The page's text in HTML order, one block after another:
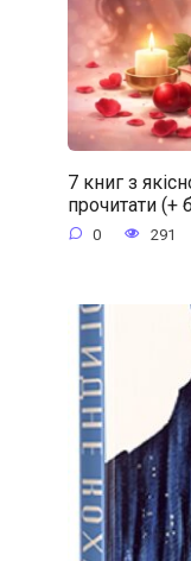
7 книг з
прочитати (+
0 291